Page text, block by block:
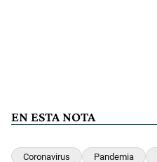
EN ESTA NOTA
Coronavirus Pandemia